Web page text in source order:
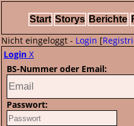
Start Storys Berichte
Nicht eingeloggt - Login [
Login X
BS-Nummer oder Email:
Passwort: